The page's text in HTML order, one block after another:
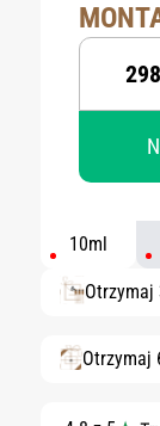
10ml
Otrzymaj
Otrzymaj